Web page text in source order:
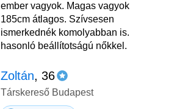
ember vagyok. Magas vagyok
185cm átlagos. Szívsesen
ismerkednék komolyabban is.
hasonló beállítotságú nőkkel.
Zoltán, 36
Társkereső Budapest